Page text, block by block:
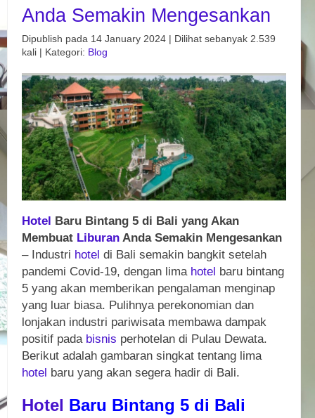
Anda Semakin Mengesankan
Dipublish pada 14 January 2024 | Dilihat sebanyak 2.539
kali | Kategori: Blog
Hotel Baru Bintang 5 di Bali yang Akan
Membuat Liburan Anda Semakin Mengesankan
– Industri hotel di Bali semakin bangkit setelah
pandemi Covid-19, dengan lima hotel baru bintang
5 yang akan memberikan pengalaman menginap
yang luar biasa. Pulihnya perekonomian dan
lonjakan industri pariwisata membawa dampak
positif pada bisnis perhotelan di Pulau Dewata.
Berikut adalah gambaran singkat tentang lima
hotel baru yang akan segera hadir di Bali.
Hotel Baru Bintang 5 di Bali